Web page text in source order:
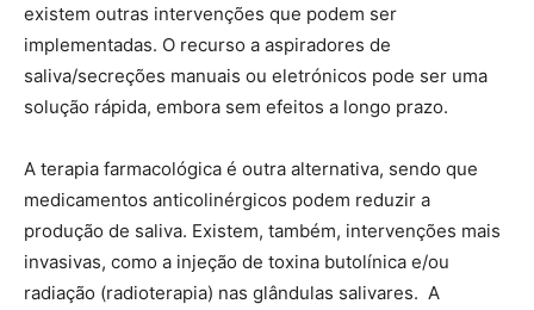
existem outras intervenções que podem ser
implementadas. O recurso a aspiradores de
saliva/secreções manuais ou eletrónicos pode ser uma
solução rápida, embora sem efeitos a longo prazo.
A terapia farmacológica é outra alternativa, sendo que
medicamentos anticolinérgicos podem reduzir a
produção de saliva. Existem, também, intervenções mais
invasivas, como a injeção de toxina butolínica e/ou
radiação (radioterapia) nas glândulas salivares. A